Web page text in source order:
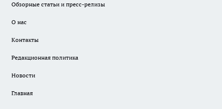
Обзорные статьи и пресс-релизы
О нас
Контакты
Редакционная политика
Новости
Главная